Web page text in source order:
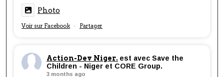
Photo
Voir sur Facebook · Partager
Action-Dev Niger. est avec Save the
Children - Niger et CORE Group.
3 months ago